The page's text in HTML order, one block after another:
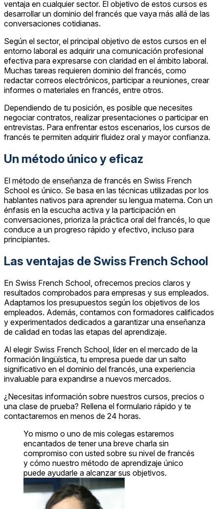
ventaja en cualquier sector. El objetivo de estos cursos es
desarrollar un dominio del francés que vaya más allá de las
conversaciones cotidianas.
Según el sector, el principal objetivo de estos cursos en el
entorno laboral es adquirir una comunicación profesional
efectiva para expresarse con claridad en el ámbito laboral.
Muchas tareas requieren dominio del francés, como
redactar correos electrónicos, participar a reuniones, crear
informes o materiales en francés, entre otros.
Dependiendo de tu posición, es posible que necesites
negociar contratos, realizar presentaciones o participar en
entrevistas. Para enfrentar estos escenarios, los cursos de
francés te permiten adquirir fluidez oral y mayor confianza.
Un método único y eficaz
El método de enseñanza de francés en Swiss French
School es único. Se basa en las técnicas utilizadas por los
hablantes nativos para aprender su lengua materna. Con un
énfasis en la escucha activa y la participación en
conversaciones, prioriza la práctica oral del francés, lo que
conduce a un progreso rápido y efectivo, incluso para
principiantes.
Las ventajas de Swiss French School
En Swiss French School, ofrecemos precios claros y
resultados comprobados para empresas y sus empleados.
Adaptamos los presupuestos según los objetivos de los
empleados. Además, contamos con formadores calificados
y experimentados dedicados a garantizar una enseñanza
de calidad en todas las etapas del aprendizaje.
Al elegir Swiss French School, líder en el mercado de la
formación lingüística, tu empresa puede dar un salto
significativo en el dominio del francés, una experiencia
invaluable para expandirse a nuevos mercados.
¿Necesitas información sobre nuestros cursos, precios o
una clase de prueba? Rellena el formulario rápido y te
contactaremos en menos de 24 horas.
Yo mismo o uno de mis colegas estaremos
encantados de tener una breve charla sin
compromiso con usted sobre su nivel de francés
y cómo nuestro método de aprendizaje único
puede ayudarle a alcanzar sus objetivos.